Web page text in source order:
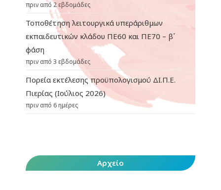
πριν από 2 εβδομάδες
Τοποθέτηση λειτουργικά υπεράριθμων
εκπαιδευτικών κλάδου ΠΕ60 και ΠΕ70 – β΄
φάση
πριν από 3 εβδομάδες
Πορεία εκτέλεσης προϋπολογισμού ΔΙ.Π.Ε.
Πιερίας (Ιούλιος 2026)
πριν από 6 ημέρες
Αρχείο